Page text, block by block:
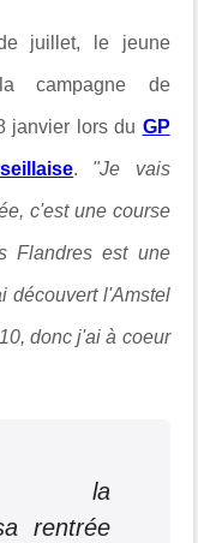
juillet, le jeune
campagne de
janvier lors du GP
. "Je vais
c'est une course
Flandres est une
découvert l'Amstel
donc j'ai à coeur
rentrée